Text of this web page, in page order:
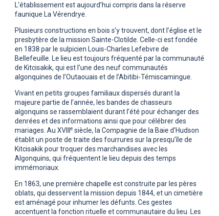
L’établissement est aujourd’hui compris dans la réserve
faunique La Vérendrye.
Plusieurs constructions en bois s’y trouvent, dont l’église et le
presbytère de la mission Sainte-Clotilde. Celle-ci est fondée
en 1838 par le sulpicien Louis-Charles Lefebvre de
Bellefeuille. Le lieu est toujours fréquenté par la communauté
de Kitcisakik, qui est l’une des neuf communautés
algonquines de l’Outaouais et de l’Abitibi-Témiscamingue.
Vivant en petits groupes familiaux dispersés durant la
majeure partie de l’année, les bandes de chasseurs
algonquins se rassemblaient durant l’été pour échanger des
denrées et des informations ainsi que pour célébrer des
mariages. Au XVIII
e siècle, la Compagnie de la Baie d’Hudson
établit un poste de traite des fourrures sur la presqu’île de
Kitcisakik pour troquer des marchandises avec les
Algonquins, qui fréquentent le lieu depuis des temps
immémoriaux.
En 1863, une première chapelle est construite par les pères
oblats, qui desservent la mission depuis 1844, et un cimetière
est aménagé pour inhumer les défunts. Ces gestes
accentuent la fonction rituelle et communautaire du lieu. Les